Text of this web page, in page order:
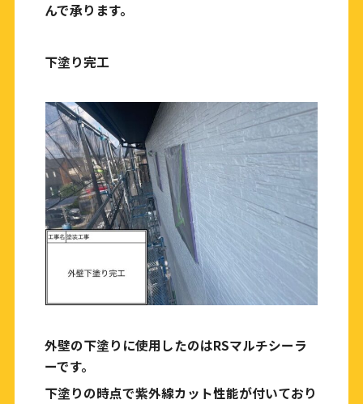
んで承ります。
下塗り完工
外壁の下塗りに使用したのはRSマルチシーラ
ーです。
下塗りの時点で紫外線カット性能が付いており